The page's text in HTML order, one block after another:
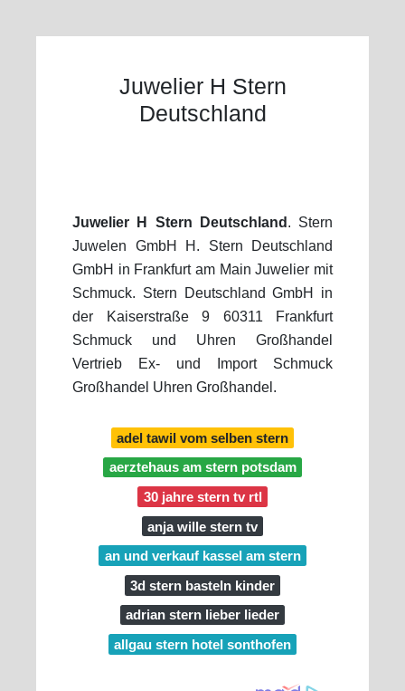
Juwelier H Stern
Deutschland
Juwelier H Stern Deutschland . Stern
Juwelen GmbH H. Stern Deutschland
GmbH in Frankfurt am Main Juwelier mit
Schmuck. Stern Deutschland GmbH in
der Kaiserstraße 9 60311 Frankfurt
Schmuck und Uhren Großhandel
Vertrieb Ex- und Import Schmuck
Großhandel Uhren Großhandel.
adel tawil vom selben stern
aerztehaus am stern potsdam
30 jahre stern tv rtl
anja wille stern tv
an und verkauf kassel am stern
3d stern basteln kinder
adrian stern lieber lieder
allgau stern hotel sonthofen